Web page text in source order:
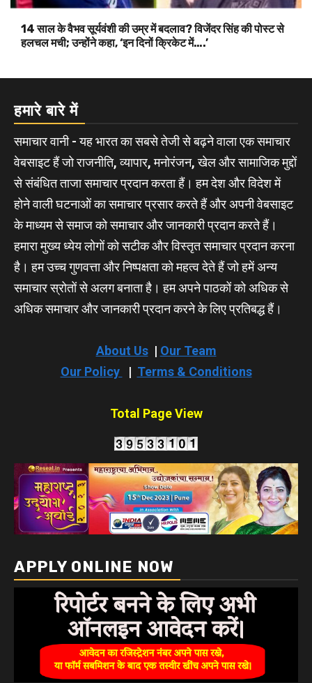
14 साल के वैभव सूर्यवंशी की उम्र में बदलाव? विजेंदर सिंह की पोस्ट से
हलचल मची; उन्होंने कहा, ‘इन दिनों क्रिकेट में….’
हमारे बारे में
समाचार वानी - यह भारत का सबसे तेजी से बढ़ने वाला एक समाचार
वेबसाइट हैं जो राजनीति, व्यापार, मनोरंजन, खेल और सामाजिक मुद्दों
से संबंधित ताजा समाचार प्रदान करता हैं। हम देश और विदेश में
होने वाली घटनाओं का समाचार प्रसार करते हैं और अपनी वेबसाइट
के माध्यम से समाज को समाचार और जानकारी प्रदान करते हैं।
हमारा मुख्य ध्येय लोगों को सटीक और विस्तृत समाचार प्रदान करना
है। हम उच्च गुणवत्ता और निष्पक्षता को महत्व देते हैं जो हमें अन्य
समाचार स्रोतों से अलग बनाता है। हम अपने पाठकों को अधिक से
अधिक समाचार और जानकारी प्रदान करने के लिए प्रतिबद्ध हैं।
About Us| Our Team
Our Policy
| Terms & Conditions
Total Page View
APPLY ONLINE NOW